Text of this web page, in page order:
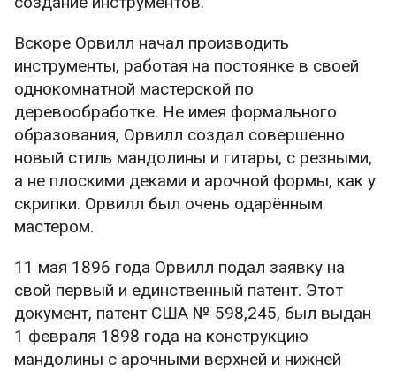
Вскоре Орвилл начал производить
инструменты, работая на постоянке в своей
однокомнатной мастерской по
деревообработке. Не имея формального
образования, Орвилл создал совершенно
новый стиль мандолины и гитары, с резными,
а не плоскими деками и арочной формы, как у
скрипки. Орвилл был очень одарённым
мастером.
11 мая 1896 года Орвилл подал заявку на
свой первый и единственный патент. Этот
документ, патент США № 598,245, был выдан
1 февраля 1898 года на конструкцию
мандолины с арочными верхней и нижней